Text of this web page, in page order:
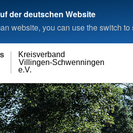
der deutschen Website
website, you can use the switch
e.V.
Villingen-Schwenningen
Kreisverband